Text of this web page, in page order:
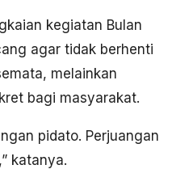
kegiatan Bulan
agar tidak berhenti
melainkan
bagi masyarakat.
pidato. Perjuangan
katanya.